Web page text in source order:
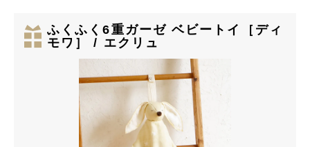
ふくふく6重ガーゼ ベビートイ［ディ
モワ］ / エクリュ